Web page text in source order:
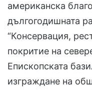
американска
дългогодишната
“Консервация,
покритие на
Епископската
изграждане на